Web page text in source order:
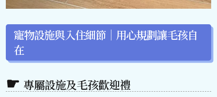
寵物設施與入住細節｜用心規劃讓毛孩自
在
專屬設施及毛孩歡迎禮